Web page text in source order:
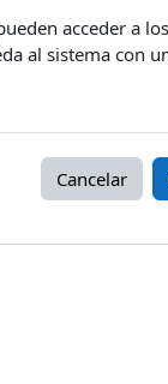
acceder a
al sistema con
Cancelar